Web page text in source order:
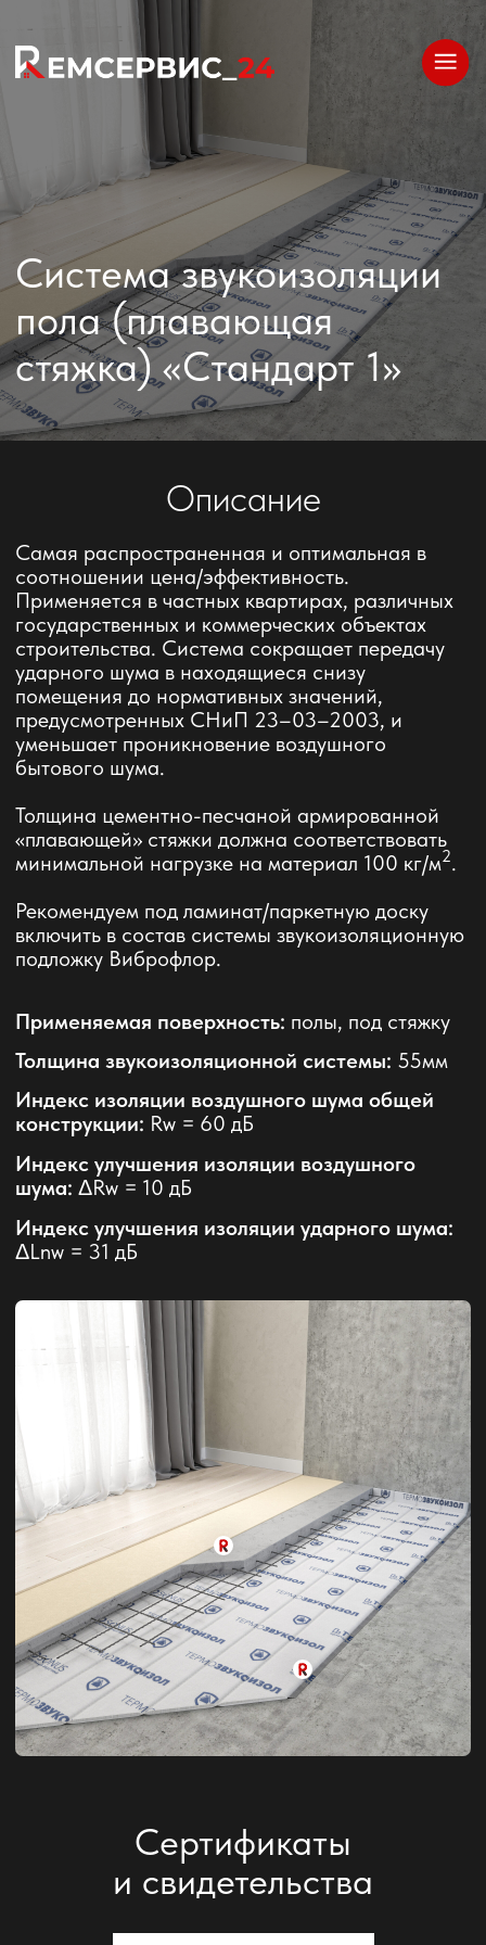
Система звукоизоляции
пола (плавающая
стяжка) «Стандарт 1»
Применяемая поверхность:п олы, под стяжку
Толщина звукоизоляционной системы:55мм
Индекс изоляции воздушного шума общей
Индекс улучшения изоляции воздушного
шума:ΔRw = 10 дБ
Индекс улучшения изоляции ударного шума:
Самая распространенная и оптимальная в
соотношении цена/эффективность.
Применяется в частных квартирах, различных
государственных и коммерческих объектах
помещения до нормативных значений,
предусмотренных СНиП 23–03–2003, и
бытового шума.
Толщина цементно-песчаной армированной
«плавающей» стяжки должна соответствовать
минимальной нагрузке на материал 100 кг/м2
Рекомендуем под ламинат/паркетную доску
включить в состав системы звукоизоляционную
подложку Виброфлор.
Описание
Сертификаты
и свидетельства
СМИ о нас